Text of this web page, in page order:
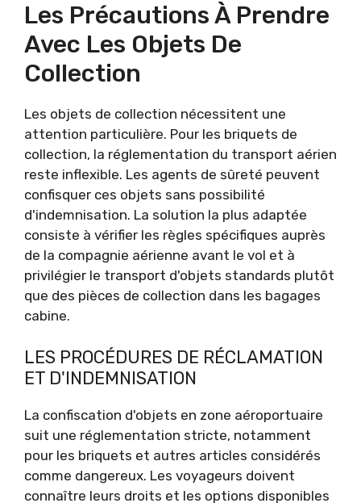
Les Précautions À Prendre
Avec Les Objets De
Collection
Les objets de collection nécessitent une
attention particulière. Pour les briquets de
collection, la réglementation du transport aérien
reste inflexible. Les agents de sûreté peuvent
confisquer ces objets sans possibilité
d'indemnisation. La solution la plus adaptée
consiste à vérifier les règles spécifiques auprès
de la compagnie aérienne avant le vol et à
privilégier le transport d'objets standards plutôt
que des pièces de collection dans les bagages
cabine.
LES PROCÉDURES DE RÉCLAMATION
ET D'INDEMNISATION
La confiscation d'objets en zone aéroportuaire
suit une réglementation stricte, notamment
pour les briquets et autres articles considérés
comme dangereux. Les voyageurs doivent
connaître leurs droits et les options disponibles